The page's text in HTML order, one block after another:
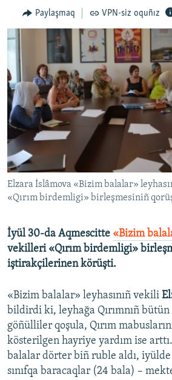
VİDEO
SÜRET
BLOGLAR
FİKİR
Русский
Українською
QOŞULIÑIZ!
Paylaşmaq VPN-siz oquñız
Elzara İslâmova «Bizim balalar»
«Qırım birdemligi» birleşmesiniñ
İyül 30-da Aqmescitte «Bizim
vekilleri «Qırım birdemligi»
iştirakçilerinen körüşti.
«Bizim balalar» leyhasınıñ vekili
bildirdi ki, leyhağa Qırımnıñ
göñülliler qoşula, Qırım
kösterilgen hayriye yardım ise
balalar dörter biñ ruble aldı,
sınıfqa baracaqlar (24 bala) –